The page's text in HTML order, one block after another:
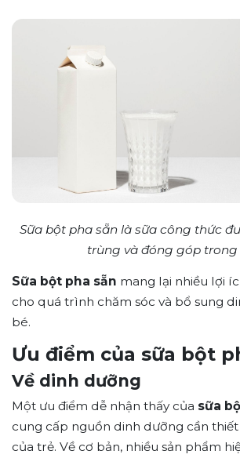
Sữa bột pha sẵn là sữa công thức
trùng và đóng góp trong
Sữa bột pha sẵn mang lại nhiều lợi
cho quá trình chăm sóc và bổ sung
bé.
Ưu điểm của sữa bột
Về dinh dưỡng
Một ưu điểm dễ nhận thấy của sữa
cung cấp nguồn dinh dưỡng cần
của trẻ. Về cơ bản, nhiều sản phẩm